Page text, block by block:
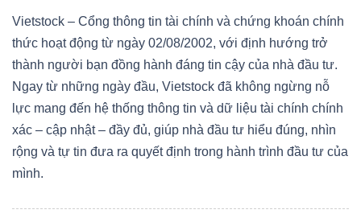
Vietstock – Cổng thông tin tài chính và chứng khoán chính
thức hoạt động từ ngày 02/08/2002, với định hướng trở
thành người bạn đồng hành đáng tin cậy của nhà đầu tư.
Ngay từ những ngày đầu, Vietstock đã không ngừng nỗ
lực mang đến hệ thống thông tin và dữ liệu tài chính chính
xác – cập nhật – đầy đủ, giúp nhà đầu tư hiểu đúng, nhìn
rộng và tự tin đưa ra quyết định trong hành trình đầu tư của
mình.